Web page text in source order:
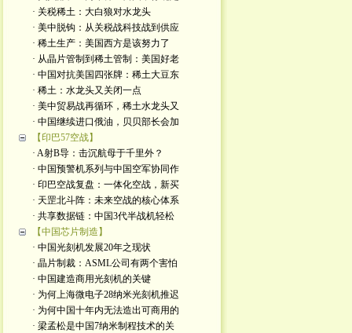
· 关税稀土：大白狼对水龙头
· 美中脱钩：从关税战科技战到供应
· 稀土生产：美国西方是该努力了
· 从晶片管制到稀土管制：美国好老
· 中国对抗美国四张牌：稀土大豆东
· 稀土：水龙头又关闭一点
· 美中贸易战再循环，稀土水龙头又
· 中国继续进口俄油，贝贝部长会加
【印巴57空战】
· A射B导：击沉航母于千里外？
· 中国预警机系列与中国空军协同作
· 印巴空战复盘：一体化空战，新买
· 天罡北斗阵：未来空战的核心体系
· 共享数据链：中国3代半战机轻松
【中国芯片制造】
· 中国光刻机发展20年之现状
· 晶片制裁：ASML公司有两个害怕
· 中国建造商用光刻机的关键
· 为何上海微电子28纳米光刻机推迟
· 为何中国十年内无法造出可商用的
· 梁孟松是中国7纳米制程技术的关